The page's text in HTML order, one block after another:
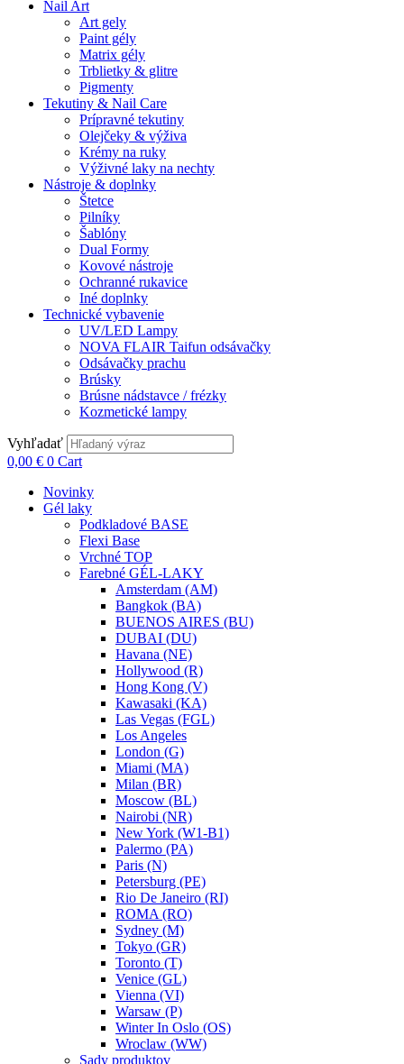
Nail Art
Art gely
Paint gély
Matrix gély
Trblietky & glitre
Pigmenty
Tekutiny & Nail Care
Prípravné tekutiny
Olejčeky & výživa
Krémy na ruky
Výživné laky na nechty
Nástroje & doplnky
Štetce
Pilníky
Šablóny
Dual Formy
Kovové nástroje
Ochranné rukavice
Iné doplnky
Technické vybavenie
UV/LED Lampy
NOVA FLAIR Taifun odsávačky
Odsávačky prachu
Brúsky
Brúsne nádstavce / frézky
Kozmetické lampy
Vyhľadať
0,00 € 0 Cart
Novinky
Gél laky
Podkladové BASE
Flexi Base
Vrchné TOP
Farebné GÉL-LAKY
Amsterdam (AM)
Bangkok (BA)
BUENOS AIRES (BU)
DUBAI (DU)
Havana (NE)
Hollywood (R)
Hong Kong (V)
Kawasaki (KA)
Las Vegas (FGL)
Los Angeles
London (G)
Miami (MA)
Milan (BR)
Moscow (BL)
Nairobi (NR)
New York (W1-B1)
Palermo (PA)
Paris (N)
Petersburg (PE)
Rio De Janeiro (RI)
ROMA (RO)
Sydney (M)
Tokyo (GR)
Toronto (T)
Venice (GL)
Vienna (VI)
Warsaw (P)
Winter In Oslo (OS)
Wroclaw (WW)
Sady produktov